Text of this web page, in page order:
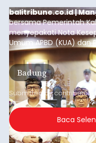
balitribune.co.id |
bersama Pemerintah
menyepakati Nota
Umum APBD (KUA) dan
Sementara (PPAS)
rapat paripurna yang
Badung, Kamis (6/8/
Badung
Submitted bycontributor
Baca